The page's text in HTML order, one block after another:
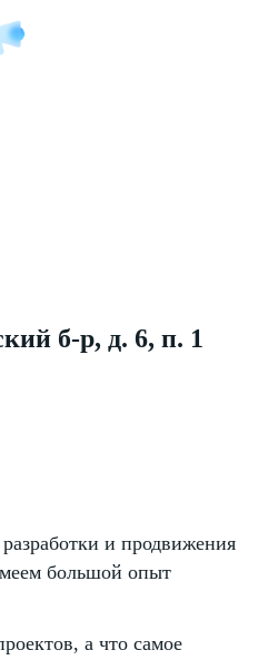
б-р, д. 6, п. 1
и продвижения
большой опыт
а что самое